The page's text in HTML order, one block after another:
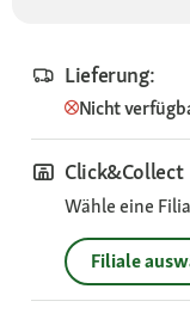
Lieferung:
Nicht
Click&Collect
Wähle eine
Filiale